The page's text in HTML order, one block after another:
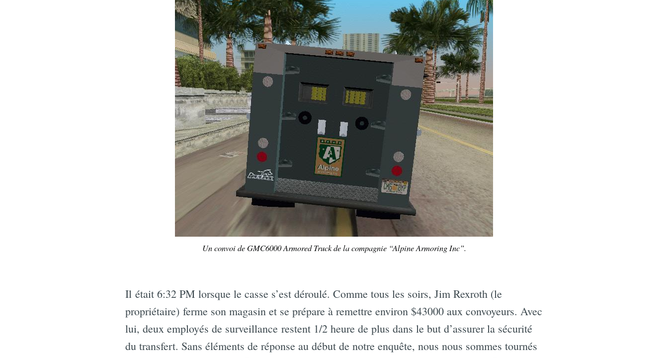
Un convoi de GMC6000 Armored Truck de la compagnie “Alpine Armoring Inc”.
Il était 6:32 PM lorsque le casse s’est déroulé. Comme tous les soirs, Jim Rexroth (le
propriétaire) ferme son magasin et se prépare à remettre environ $43000 aux convoyeurs. Avec
lui, deux employés de surveillance restent 1/2 heure de plus dans le but d’assurer la sécurité
du transfert. Sans éléments de réponse au début de notre enquête, nous nous sommes tournés